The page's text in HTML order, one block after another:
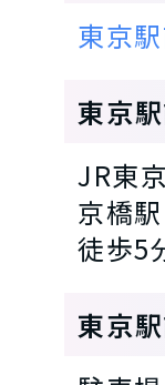
東京
東京
JR東
京橋
徒歩5
東京